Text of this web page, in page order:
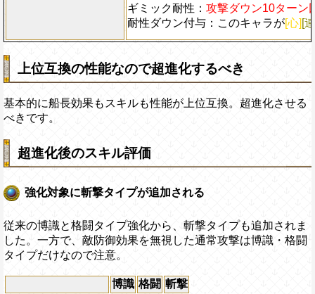
ギミック耐性： 攻撃ダウン10ターン
耐性ダウン付与：このキャラが[心] [
上位互換の性能なので超進化するべき
基本的に船長効果もスキルも性能が上位互換。超進化させる
べきです。
超進化後のスキル評価
強化対象に斬撃タイプが追加される
従来の博識と格闘タイプ強化から、斬撃タイプも追加されま
した。一方で、敵防御効果を無視した通常攻撃は博識・格闘
タイプだけなので注意。
博識 格闘 斬撃